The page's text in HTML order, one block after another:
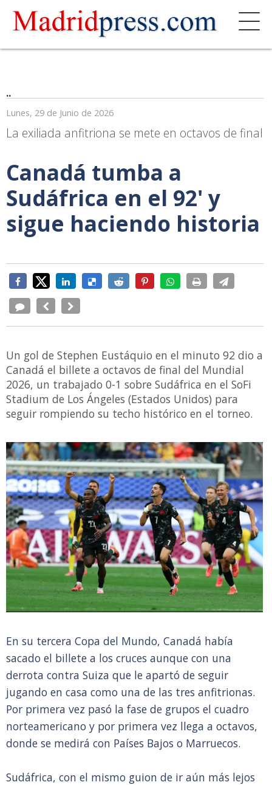
..
Lunes, 29 de Junio de 2026
La exiliada anfitriona se mete en octavos de final
Canadá tumba a
Sudáfrica en el 92' y
sigue haciendo historia
Un gol de Stephen Eustáquio en el minuto 92 dio a
Canadá el billete a octavos de final del Mundial
2026, un trabajado 0-1 sobre Sudáfrica en el SoFi
Stadium de Los Ángeles (Estados Unidos) para
seguir rompiendo su techo histórico en el torneo.
En su tercera Copa del Mundo, Canadá había
sacado el billete a los cruces aunque con una
derrota contra Suiza que le apartó de seguir
jugando en casa como una de las tres anfitrionas.
Por primera vez pasó la fase de grupos el cuadro
norteamericano y por primera vez llega a octavos,
donde se medirá con Países Bajos o Marruecos.
Sudáfrica, con el mismo guion de ir aún más lejos